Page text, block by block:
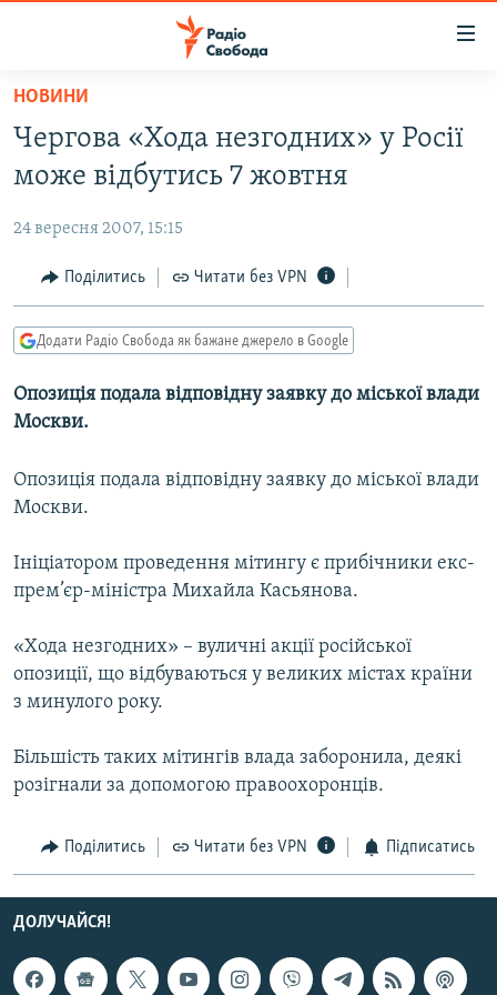
Перейти
основного
матеріалу
до
навігації
Перейти
до
ВСЕ ЗА ДОБУ
ПОЛІТИКА
ЕКОНОМІКА
КУЛЬТУРА
СПОРТ
СВІТ
ВІЙНА
РОСІЙСЬКА «ФІЛЬТРАЦІЯ»
КРИМ.РЕАЛІЇ
ТИ ЯК?
КИТАЙ.ВИКЛИКИ
МУЛЬТИМЕДІА
ФОТО
СПЕЦПРОЄКТИ
ПОДКАСТИ
КРИМ РЕАЛІЇ
УКР
НОВИНИ
Чергова «Хода незгодних» у Росії
може відбутись 7 жовтня
24 вересня 2007, 15:15
Поділитись Читати без VPN
Додати Радіо Свобода як бажане джерело в Google
Опозиція подала відповідну заявку до міської влади
Москви.
Опозиція подала відповідну заявку до міської влади
Москви.
Ініціатором проведення мітингу є прибічники екс-
прем’єр-міністра Михайла Касьянова.
«Хода незгодних» – вуличні акції російської
опозиції, що відбуваються у великих містах країни
з минулого року.
Більшість таких мітингів влада заборонила, деякі
розігнали за допомогою правоохоронців.
Поділитись Читати без VPN Підписатись
ДОЛУЧАЙСЯ!